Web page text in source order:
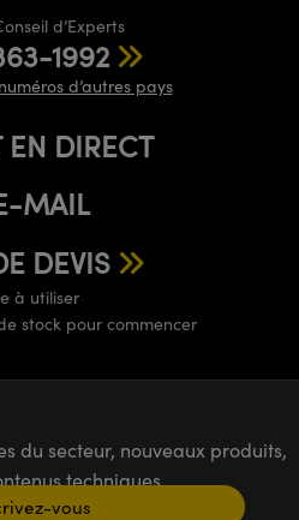
d’Experts
1992
numéros d’autres pays
EN DIRECT
MAIL
DEVIS
à utiliser
stock pour commencer
du secteur, nouveaux produits,
techniques
vous